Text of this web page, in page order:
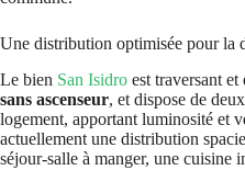
Une distribution optimisée pour la
Le bien San Isidro est traversant et
sans ascenseur, et dispose de
logement, apportant luminosité et
actuellement une distribution
séjour-salle à manger, une cuisine